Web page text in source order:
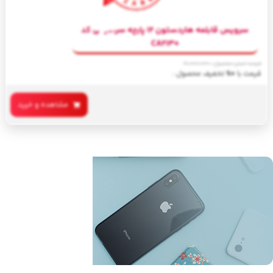
سرویس قابلمه هاردستون 12 پارچه سرامیکی کد
CA2130
قیمت اصلی محصول :
قیمت با0% تخفیف محصول :
مشاهده و خرید